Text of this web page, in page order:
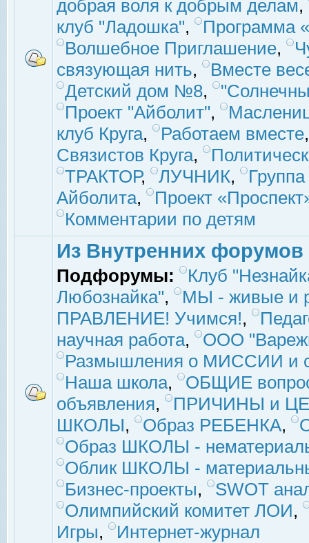
добрая воля к добрым делам,
клуб "Ладошка",
Программа
Волшебное Приглашение,
связующая нить,
Вместе
Детский дом №8,
Проект "Айболит",
клуб Круга, Работаем вместе
Связистов Круга,
ТРАКТОР, ЛУЧНИК,
Айболита,
Проект
Комментарии по детям
Из Внутренних форумов
Подфорумы:
Клуб
Любознайка",
МЫ - живые и
ПРАВЛЕНИЕ! Учимся!,
научная работа,
ООО
Размышления о МИССИИ и
Наша школа,
ОБЩИЕ
объявления,
ПРИЧИНЫ и
ШКОЛЫ, Образ РЕБЕНКА,
Образ ШКОЛЫ -
Облик ШКОЛЫ -
Бизнес-проекты,
SWOT
Олимпийский комитет ЛОИ,
Игры, Интернет-журнал